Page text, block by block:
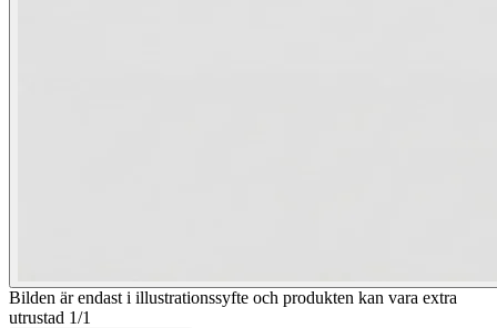
Bilden är endast i illustrationssyfte och produkten kan vara extra
utrustad 1/1